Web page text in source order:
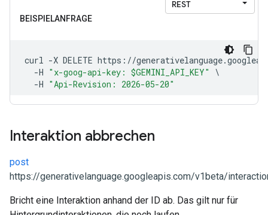
Interaktion abbrechen
post
https://generativelanguage.googleapis.com/v1beta/
Bricht eine Interaktion anhand der ID ab. Das gilt nur für